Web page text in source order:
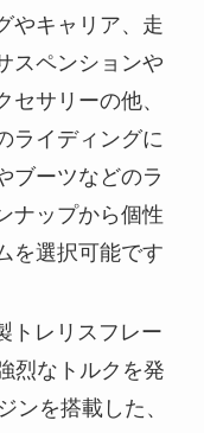
やキャリア、走
スペンションや
サリーの他、
ライディングに
ブーツなどのラ
ナップから個性
を選択可能です
トレリスフレー
烈なトルクを発
ンを搭載した、